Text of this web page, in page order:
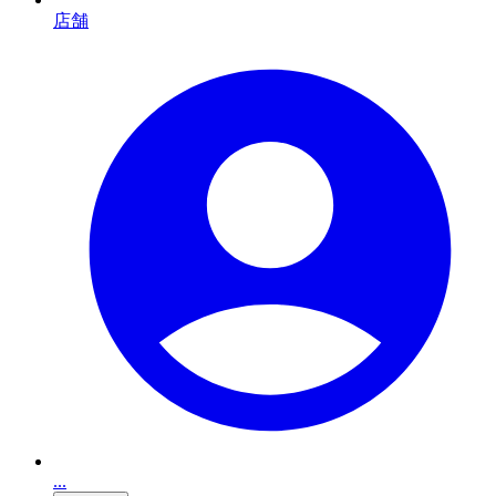
店舗
...